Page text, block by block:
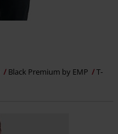
Black Premium by EMP
T-